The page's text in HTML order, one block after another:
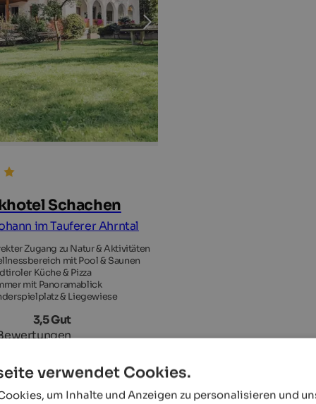
Schachen
im Tauferer Ahrntal
Zugang zu Natur & Aktivitäten
mit Pool & Saunen
Küche & Pizza
mit Panoramablick
& Liegewiese
3,5 Gut
verwendet Cookies.
um Inhalte und Anzeigen zu personalisieren und